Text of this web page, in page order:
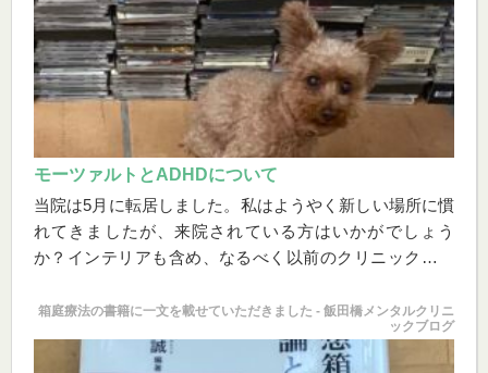
す。この、ちょっと意味不明な4文字のアルファベットは
「MBTI」いう、アメリカで開発された性格診断法におけ
る「タイプ」の名称なのです。
モーツァルトとADHDについて
当院は5月に転居しました。私はようやく新しい場所に慣
れてきましたが、来院されている方はいかがでしょう
か？インテリアも含め、なるべく以前のクリニックと変
う？
お気づきの方もいらっしゃるかもしれませんが、唯一変
えたのはBGMです。開院以来、当院ではバロック音楽を
箱庭療法の書籍に一文を載せていただきました - 飯田橋メンタルクリニ
ックブログ